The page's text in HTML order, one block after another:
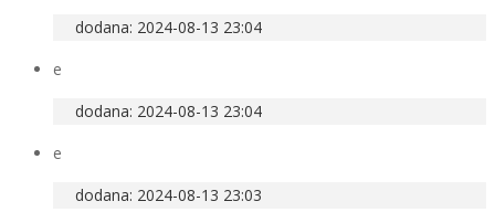
dodana: 2024-08-13 23:04
e
dodana: 2024-08-13 23:04
e
dodana: 2024-08-13 23:03